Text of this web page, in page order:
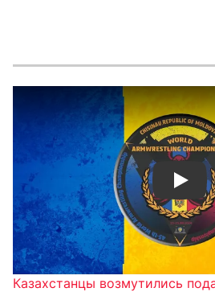
Казахстанцы возмутились